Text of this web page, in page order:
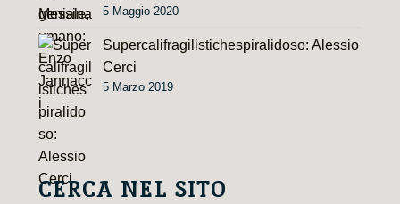
5 Maggio 2020
Supercalifragilistichespiralidoso: Alessio
Cerci
5 Marzo 2019
CERCA NEL SITO